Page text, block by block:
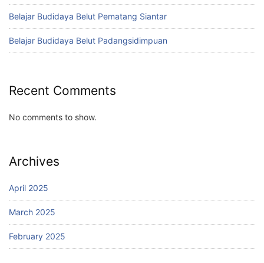
Belajar Budidaya Belut Pematang Siantar
Belajar Budidaya Belut Padangsidimpuan
Recent Comments
No comments to show.
Archives
April 2025
March 2025
February 2025